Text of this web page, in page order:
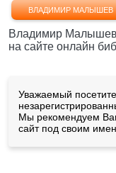
ВЛАДИМИР МАЛЫШЕВ
Владимир Малышев
на сайте онлайн
Уважаемый
Мы рекомендуем
сайт под своим